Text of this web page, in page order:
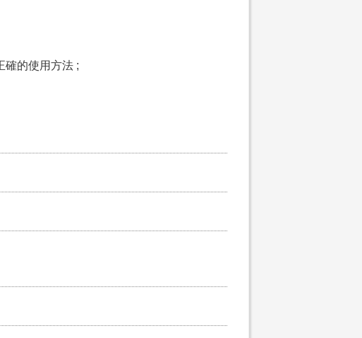
確的使用方法 ;